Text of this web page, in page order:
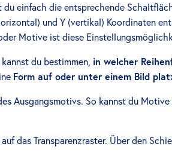
du einfach die entsprechende
und Y (vertikal) Koordinaten
Motive ist diese
du bestimmen, in welcher
Form auf oder unter einem Bild
Ausgangsmotivs. So kannst du
das Transparenzraster. Über den